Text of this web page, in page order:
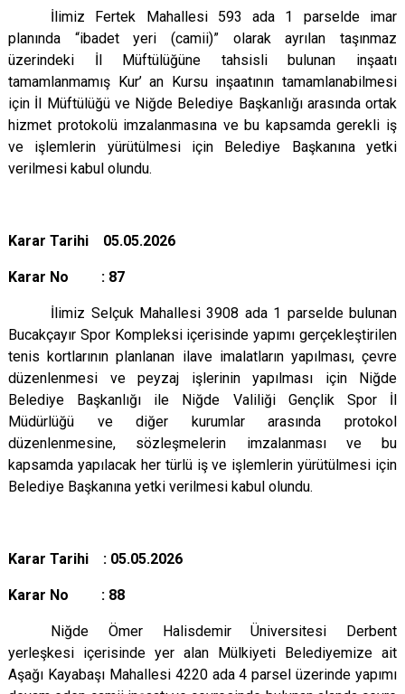
İlimiz Fertek Mahallesi 593 ada 1 parselde imar
planında “ibadet yeri (camii)” olarak ayrılan taşınmaz
üzerindeki İl Müftülüğüne tahsisli bulunan inşaatı
tamamlanmamış Kur’ an Kursu inşaatının tamamlanabilmesi
için İl Müftülüğü ve Niğde Belediye Başkanlığı arasında ortak
hizmet protokolü imzalanmasına ve bu kapsamda gerekli iş
ve işlemlerin yürütülmesi için Belediye Başkanına yetki
verilmesi kabul olundu.
Karar Tarihi 05.05.2026
Karar No : 87
İlimiz Selçuk Mahallesi 3908 ada 1 parselde bulunan
Bucakçayır Spor Kompleksi içerisinde yapımı gerçekleştirilen
tenis kortlarının planlanan ilave imalatların yapılması, çevre
düzenlenmesi ve peyzaj işlerinin yapılması için Niğde
Belediye Başkanlığı ile Niğde Valiliği Gençlik Spor İl
Müdürlüğü ve diğer kurumlar arasında protokol
düzenlenmesine, sözleşmelerin imzalanması ve bu
kapsamda yapılacak her türlü iş ve işlemlerin yürütülmesi için
Belediye Başkanına yetki verilmesi kabul olundu.
Karar Tarihi : 05.05.2026
Karar No : 88
Niğde Ömer Halisdemir Üniversitesi Derbent
yerleşkesi içerisinde yer alan Mülkiyeti Belediyemize ait
Aşağı Kayabaşı Mahallesi 4220 ada 4 parsel üzerinde yapımı